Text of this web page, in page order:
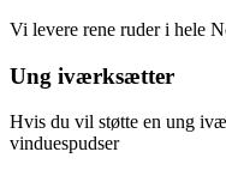
Vi levere rene ruder i hele
Ung iværksætter
Hvis du vil støtte en ung
vinduespudser